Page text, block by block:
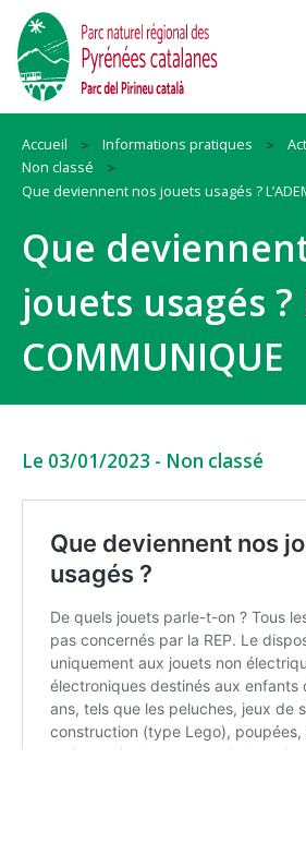
Accueil Informations pratiques
Non classé
Que deviennent nos jouets usagés ?
Que
jouets usagés ?
COMMUNIQUE
Le 03/01/2023 - Non classé